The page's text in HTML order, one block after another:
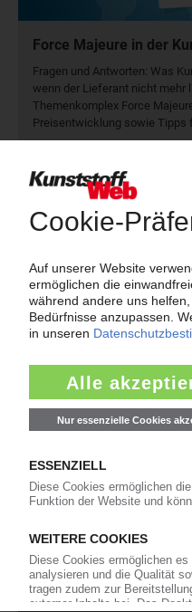
Force Majeure in der
Fragen und Antworten: Was
wenn der Lieferant nicht
Themenkomplex Force
Preisentwicklung sowie Tipps
Newsletter
Kunststoffbranche – jeden
Ich habe die
und akzeptiere diese.
Jetzt
KI Polymerpreise